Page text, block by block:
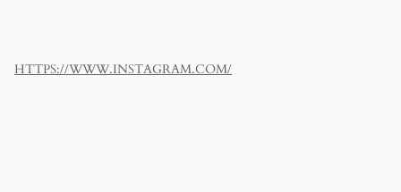
HTTPS://WWW.INSTAGRAM.COM/